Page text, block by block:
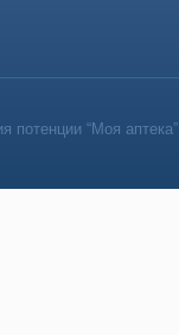
потенции “Моя